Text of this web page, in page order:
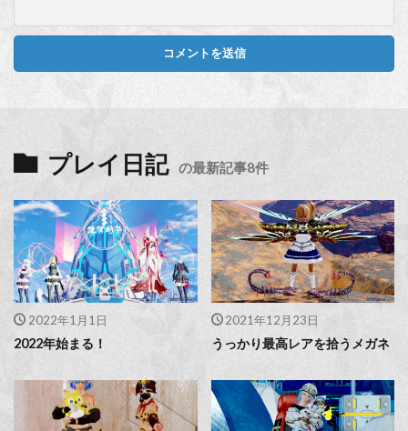
プレイ日記 の最新記事8件
2022年1月1日
2022年始まる！
2021年12月23日
うっかり最高レアを拾うメガネ